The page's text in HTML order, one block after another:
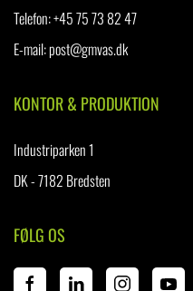
Telefon:+45 75 73 82 47
E-mail:post@gmvas.dk
KONTOR & PRODUKTION
Industriparken 1
DK - 7182 Bredsten
FØLG OS